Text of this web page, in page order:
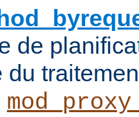
de
du